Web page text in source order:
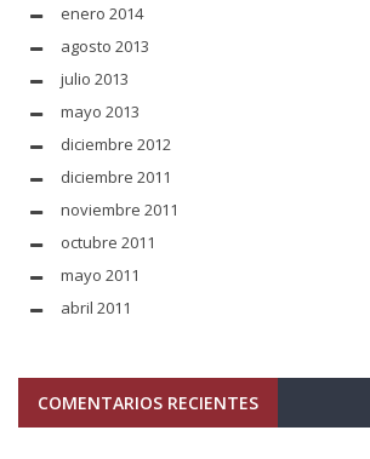
enero 2014
agosto 2013
julio 2013
mayo 2013
diciembre 2012
diciembre 2011
noviembre 2011
octubre 2011
mayo 2011
abril 2011
COMENTARIOS RECIENTES